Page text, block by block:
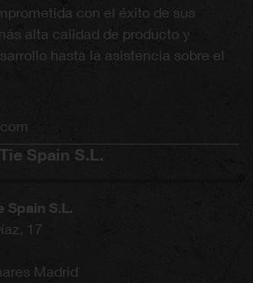
con el éxito de sus
alta calidad de producto y
hasta la asistencia sobre el
Spain S.L.
S.L.
17
Madrid